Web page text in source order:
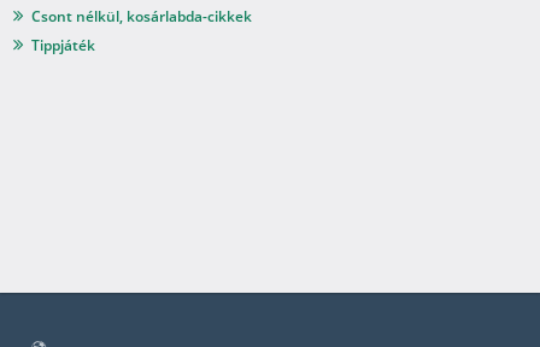
Csont nélkül, kosárlabda-cikkek
Tippjáték